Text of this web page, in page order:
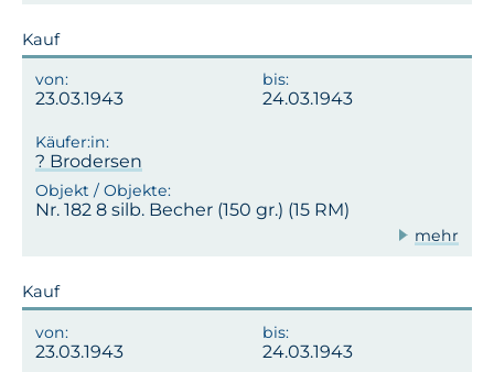
Kauf
23.03.1943 24.03.1943
? Brodersen
Nr. 182 8 silb. Becher (150 gr.) (15 RM)
mehr
Kauf
23.03.1943 24.03.1943